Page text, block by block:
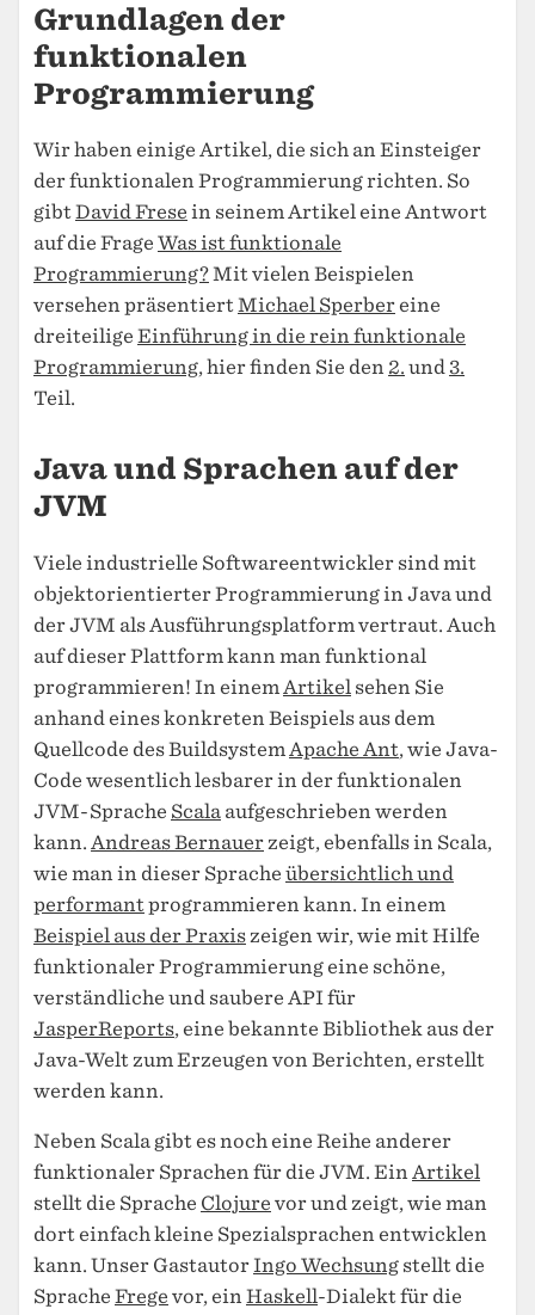
Grundlagen der
funktionalen
Programmierung
Wir haben einige Artikel, die sich an Einsteiger
der funktionalen Programmierung richten. So
gibtDavid Frese in seinem Artikel eine Antwort
auf die Frage Was ist funktionale
Programmierung?Mit vielen Beispielen
versehen präsentiertMichael Sperber eine
dreiteilige Einführung in die rein funktionale
Programmierung, hier finden Sie den 2. und 3.
Teil.
Java und Sprachen auf der
JVM
Viele industrielle Softwareentwickler sind mit
objektorientierter Programmierung in Java und
der JVM als Ausführungsplatform vertraut. Auch
auf dieser Plattform kann man funktional
programmieren! In einemArtikel sehen Sie
anhand eines konkreten Beispiels aus dem
Quellcode des BuildsystemApache Ant, wie Java-
Code wesentlich lesbarer in der funktionalen
JVM-Sprache Scala aufgeschrieben werden
kann. Andreas Bernauerzeigt, ebenfalls in Scala,
wie man in dieser Sprache übersichtlich und
performantprogrammieren kann. In einem
Beispiel aus der Praxiszeigen wir, wie mit Hilfe
funktionaler Programmierung eine schöne,
verständliche und saubere API für
JasperReports, eine bekannte Bibliothek aus der
Java-Welt zum Erzeugen von Berichten, erstellt
werden kann.
Neben Scala gibt es noch eine Reihe anderer
funktionaler Sprachen für die JVM. EinArtikel
stellt die Sprache Clojure vor und zeigt, wie man
dort einfach kleine Spezialsprachen entwicklen
kann. Unser GastautorIngo Wechsung stellt die
Sprache Frege vor, einHaskell-Dialekt für die